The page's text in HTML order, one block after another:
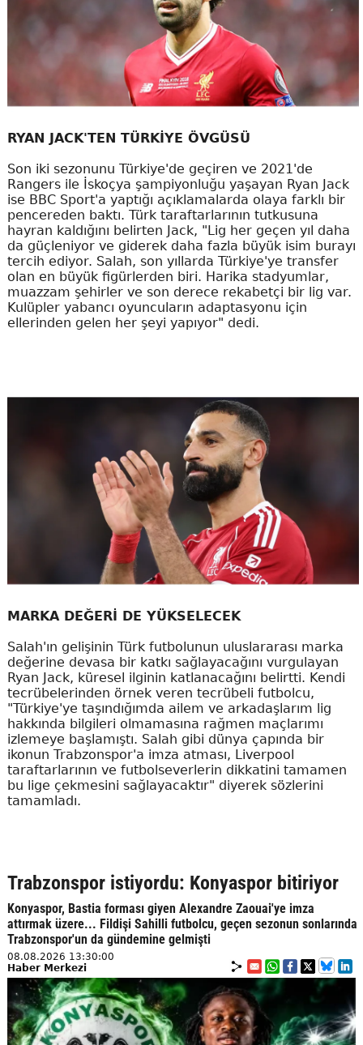
RYAN JACK'TEN TÜRKİYE ÖVGÜSÜ
Son iki sezonunu Türkiye'de geçiren ve 2021'de
Rangers ile İskoçya şampiyonluğu yaşayan Ryan Jack
ise BBC Sport'a yaptığı açıklamalarda olaya farklı bir
pencereden baktı. Türk taraftarlarının tutkusuna
hayran kaldığını belirten Jack, "Lig her geçen yıl daha
da güçleniyor ve giderek daha fazla büyük isim burayı
tercih ediyor. Salah, son yıllarda Türkiye'ye transfer
olan en büyük figürlerden biri. Harika stadyumlar,
muazzam şehirler ve son derece rekabetçi bir lig var.
Kulüpler yabancı oyuncuların adaptasyonu için
ellerinden gelen her şeyi yapıyor" dedi.
MARKA DEĞERİ DE YÜKSELECEK
Salah'ın gelişinin Türk futbolunun uluslararası marka
değerine devasa bir katkı sağlayacağını vurgulayan
Ryan Jack, küresel ilginin katlanacağını belirtti. Kendi
tecrübelerinden örnek veren tecrübeli futbolcu,
"Türkiye'ye taşındığımda ailem ve arkadaşlarım lig
hakkında bilgileri olmamasına rağmen maçlarımı
izlemeye başlamıştı. Salah gibi dünya çapında bir
ikonun Trabzonspor'a imza atması, Liverpool
taraftarlarının ve futbolseverlerin dikkatini tamamen
bu lige çekmesini sağlayacaktır" diyerek sözlerini
tamamladı.
Trabzonspor istiyordu: Konyaspor bitiriyor
Konyaspor, Bastia forması giyen Alexandre Zaouai'ye imza
attırmak üzere... Fildişi Sahilli futbolcu, geçen sezonun sonlarında
Trabzonspor'un da gündemine gelmişti
08.08.2026 13:30:00
Haber Merkezi